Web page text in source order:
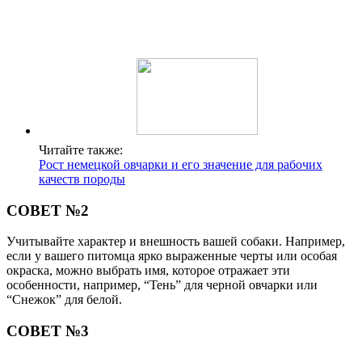
Читайте также:
Рост немецкой овчарки и его значение для рабочих
качеств породы
СОВЕТ №2
Учитывайте характер и внешность вашей собаки. Например,
если у вашего питомца ярко выраженные черты или особая
окраска, можно выбрать имя, которое отражает эти
особенности, например, “Тень” для черной овчарки или
“Снежок” для белой.
СОВЕТ №3